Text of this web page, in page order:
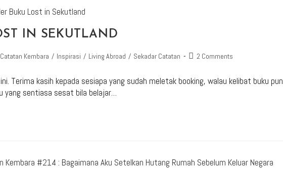
IN SEKUTLAND
Catatan Kembara / Inspirasi / Living Abroad / Sekadar Catatan 2 Comments
Terima kasih kepada sesiapa yang sudah meletak booking, walau kelibat buku pun
yang sentiasa sesat bila belajar…